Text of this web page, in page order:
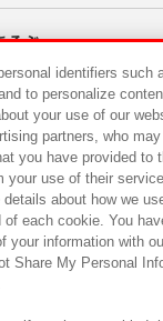
そぶ
ペーン
サステナビリティ
ー ウェブアクセシビ
とともに
identifiers such
to personalize
your use of our
partners, who
you have provided to
your use of their
about how we
of each cookie. You
your information with
Share My Personal